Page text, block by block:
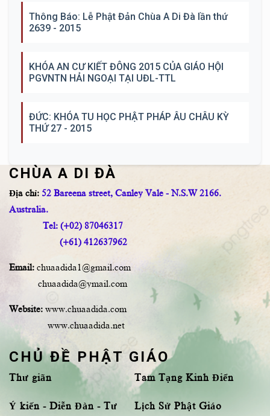
Thông Báo: Lễ Phật Đản Chùa A Di Đà lần thứ
2639 - 2015
KHÓA AN CƯ KIẾT ĐÔNG 2015 CỦA GIÁO HỘI
PGVNTN HẢI NGOẠI TẠI UĐL-TTL
ĐỨC: KHÓA TU HỌC PHẬT PHÁP ÂU CHÂU KỲ
THỨ 27 - 2015
CHÙA A DI ĐÀ
Địa chỉ: 52 Bareena street, Canley Vale - N.S.W 2166.
Australia.
Tel: (+02) 87046317
(+61) 412637962
Email: chuaadida1@gmail.com
chuaadida@ymail.com
Website: www.chuaadida.com
www.chuaadida.net
CHỦ ĐỀ PHẬT GIÁO
Thư giãn
Ý kiến - Diễn Đàn - Tư
Tam Tạng Kinh Điển
Lịch Sử Phật Giáo